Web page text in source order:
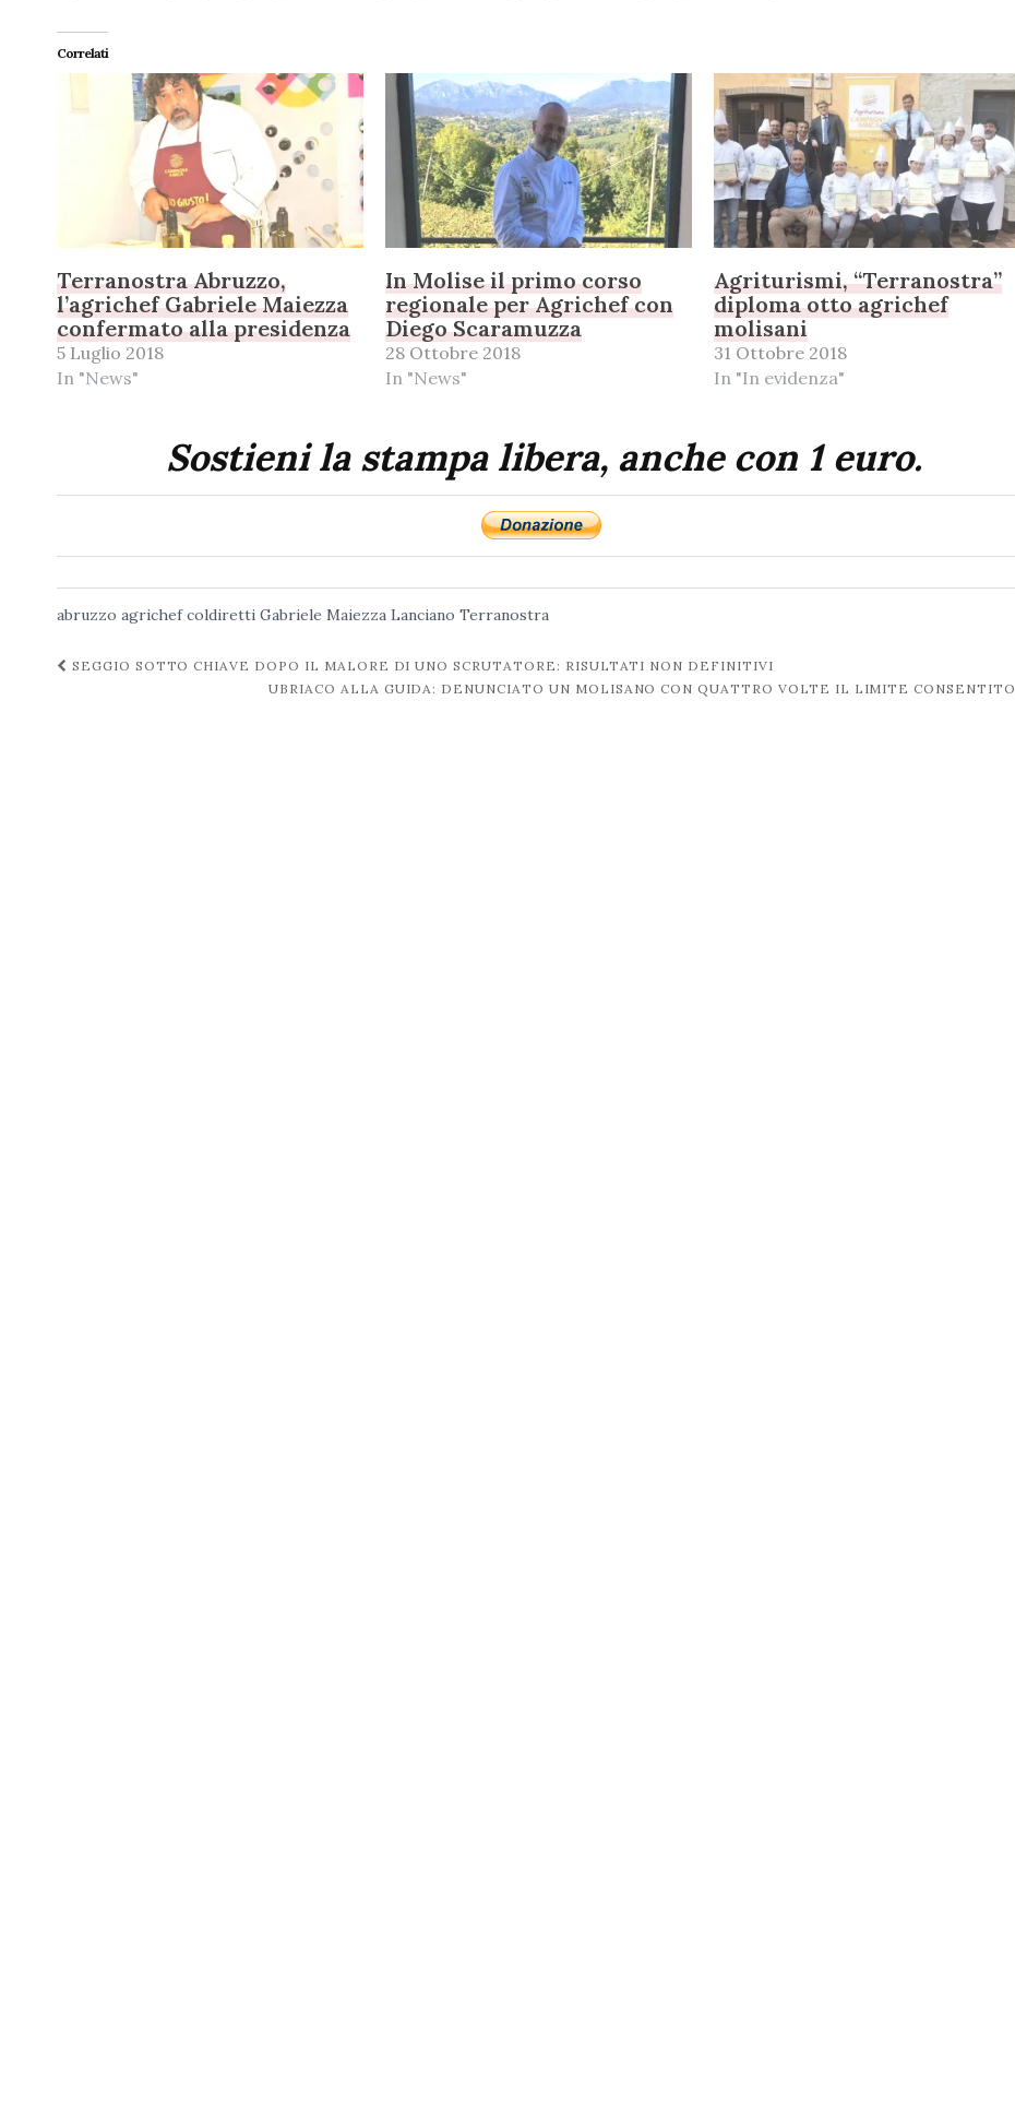
Correlati
Terranostra Abruzzo,
l’agrichef Gabriele Maiezza
confermato alla presidenza
5 Luglio 2018
In "News"
In Molise il primo corso
regionale per Agrichef con
Diego Scaramuzza
28 Ottobre 2018
In "News"
Agriturismi, “Terranostra”
diploma otto agrichef
molisani
31 Ottobre 2018
In "In evidenza"
Sostieni la stampa libera, anche con 1 euro.
abruzzo agrichef coldiretti Gabriele Maiezza Lanciano Terranostra
Navigazione
SEGGIO SOTTO CHIAVE DOPO IL MALORE DI UNO SCRUTATORE: RISULTATI NON DEFINITIVI
UBRIACO ALLA GUIDA: DENUNCIATO UN MOLISANO CON QUATTRO VOLTE IL LIMITE CONSENTITO